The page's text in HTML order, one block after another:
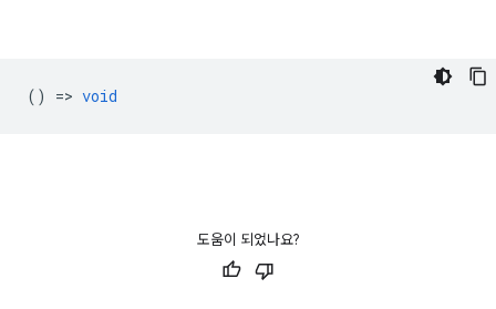
() => void
도움이 되었나요?